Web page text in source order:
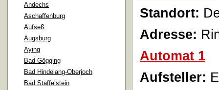
Andechs
Aschaffenburg
Aufseß
Augsburg
Aying
Bad Gögging
Bad Hindelang-Oberjoch
Bad Staffelstein
Standort:
Adresse:
Automat 1
Aufsteller: